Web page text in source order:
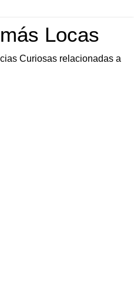
Locas
Curiosas relacionadas a